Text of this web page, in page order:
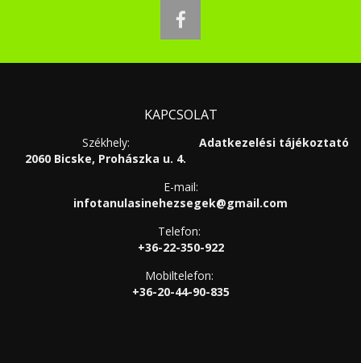
facebook
KAPCSOLAT
Adatkezelési tájékoztató
Székhely:
2060 Bicske, Prohászka u. 4.
E-mail:
infotanulasinehezsegek@gmail.com
Telefon:
+36-22-350-922
Mobiltelefon:
+36-20-44-90-835